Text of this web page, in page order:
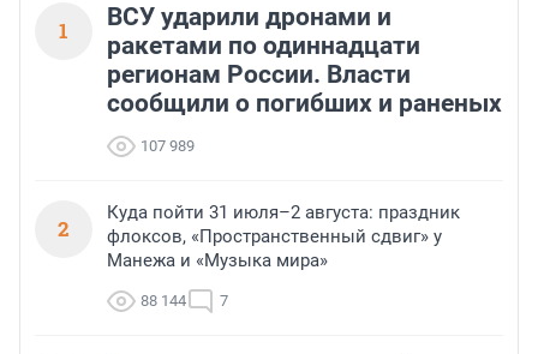
1
ВСУ ударили дронами и
ракетами по одиннадцати
регионам России. Власти
сообщили о погибших и раненых
107 989
2
Куда пойти 31 июля–2 августа: праздник
флоксов, «Пространственный сдвиг» у
Манежа и «Музыка мира»
88 144 7